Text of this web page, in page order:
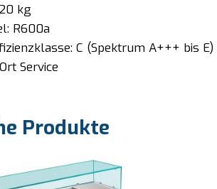
kg
R600a
C (Spektrum A+++ bis E)
Service
Produkte